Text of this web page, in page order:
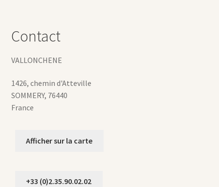
Contact
VALLONCHENE
1426, chemin d'Atteville
SOMMERY, 76440
France
Afficher sur la carte
+33 (0)2.35.90.02.02